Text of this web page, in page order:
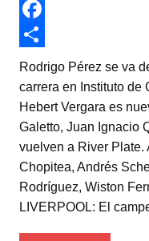
w
t
t
e
W
h
a
t
s
p
p
F
a
c
e
o
o
k
C
o
m
a
r
t
Rodrigo Pérez se va
carrera en Instituto
Hebert Vergara es
Galetto, Juan Ignacio
vuelven a River Plate.
Chopitea, Andrés
Rodríguez, Wiston
LIVERPOOL: El